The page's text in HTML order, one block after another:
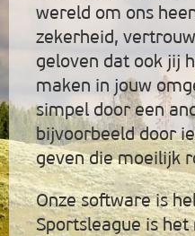
wereld om ons
zekerheid,
geloven dat ook jij
maken in jouw
simpel door een
bijvoorbeeld door
geven die moeilijk
Onze software is
Sportsleague is